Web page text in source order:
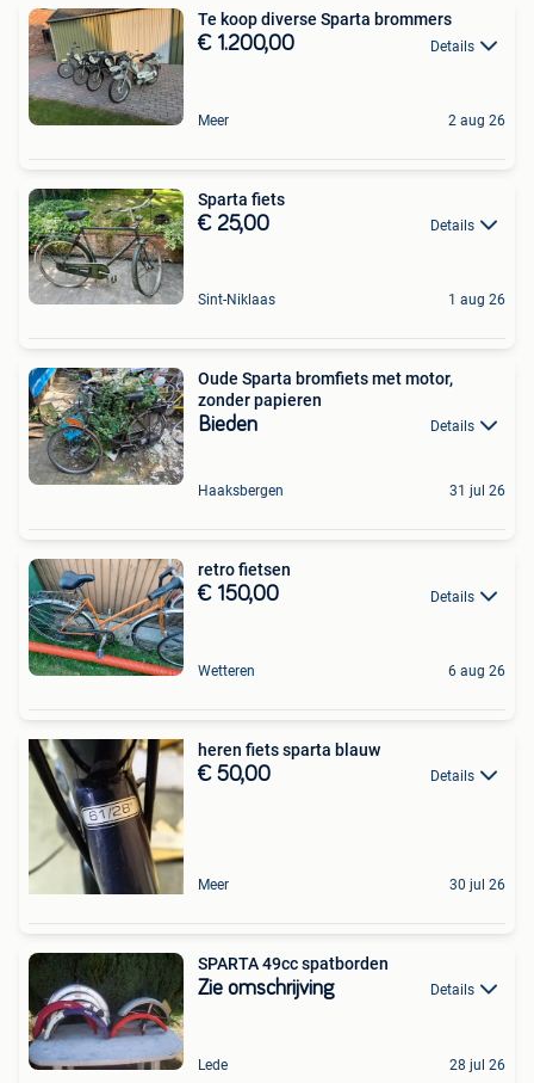
Te koop diverse Sparta brommers
€ 1.200,00 Details
Meer 2 aug 26
Sparta fiets
€ 25,00 Details
Sint-Niklaas 1 aug 26
Oude Sparta bromfiets met motor,
zonder papieren
Bieden Details
Haaksbergen 31 jul 26
retro fietsen
€ 150,00 Details
Wetteren 6 aug 26
heren fiets sparta blauw
€ 50,00 Details
Meer 30 jul 26
SPARTA 49cc spatborden
Zie omschrijving Details
Lede 28 jul 26